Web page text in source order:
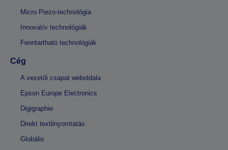
Micro Piezo-technológia
Innovatív technológiák
Fenntartható technológiák
Cég
A vezetői csapat weboldala
Epson Europe Electronics
Digigraphie
Direkt textilnyomtatás
Globális